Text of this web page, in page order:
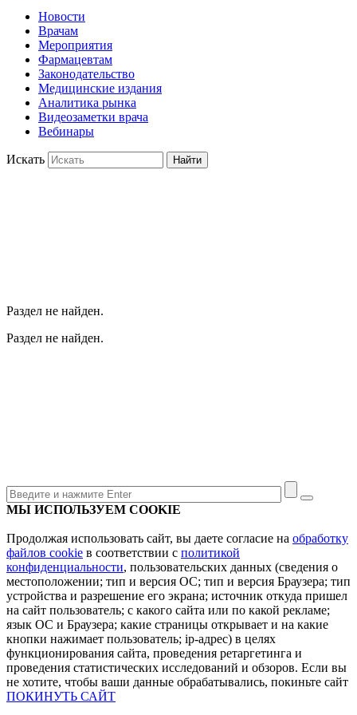
Новости
Врачам
Мероприятия
Фармацевтам
Законодательство
Медицинские издания
Аналитика рынка
Видеозаметки врача
Вебинары
Искать Найти
Раздел не найден.
Раздел не найден.
МЫ ИСПОЛЬЗУЕМ COOKIE
Продолжая использовать сайт, вы даете согласие на обработку
файлов cookie в соответствии с политикой
конфиденциальности, пользовательских данных (сведения о
местоположении; тип и версия ОС; тип и версия Браузера; тип
устройства и разрешение его экрана; источник откуда пришел
на сайт пользователь; с какого сайта или по какой рекламе;
язык ОС и Браузера; какие страницы открывает и на какие
кнопки нажимает пользователь; ip-адрес) в целях
функционирования сайта, проведения ретаргетинга и
проведения статистических исследований и обзоров. Если вы
не хотите, чтобы ваши данные обрабатывались, покиньте сайт
ПОКИНУТЬ САЙТ